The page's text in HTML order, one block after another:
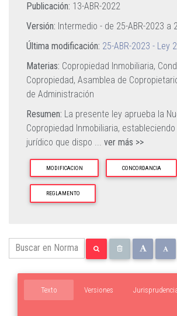
Publicación: 13-ABR-2022
Versión: Intermedio - de 25-ABR-2023 a
Última modificación: 25-ABR-2023 - Ley
Materias: Copropiedad Inmobiliaria,
Copropiedad, Asamblea de
de Administración
Resumen: La presente ley aprueba la
Copropiedad Inmobiliaria,
jurídico que dispo ... ver más >>
MODIFICACION CONCORDANCIA
REGLAMENTO
Texto Versiones